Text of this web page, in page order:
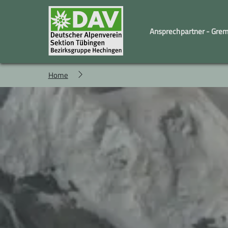
Ansprechpartner -
Geschäftstelle und Vorstand
Familiengruppe Wandergruppe
Kindergruppe
Home